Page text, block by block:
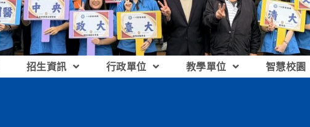
招生資訊 行政單位 教學單位 智慧校園